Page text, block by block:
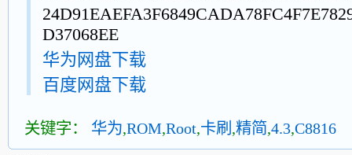
D37068EE
华为网盘下载
百度网盘下载
关键字： 华为,ROM,Root,卡刷 ,精简,4.3,C8816